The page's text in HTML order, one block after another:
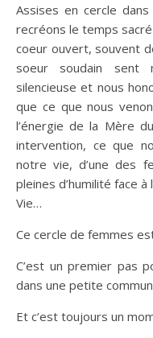
Assises en cercle
recréons le temps
coeur ouvert, souvent
soeur soudain sent
silencieuse et nous
que ce que nous
l’énergie de la Mère
intervention, ce que
notre vie, d’une des
pleines d’humilité face
Vie…
Ce cercle de femmes
C’est un premier pas
dans une petite
Et c’est toujours un